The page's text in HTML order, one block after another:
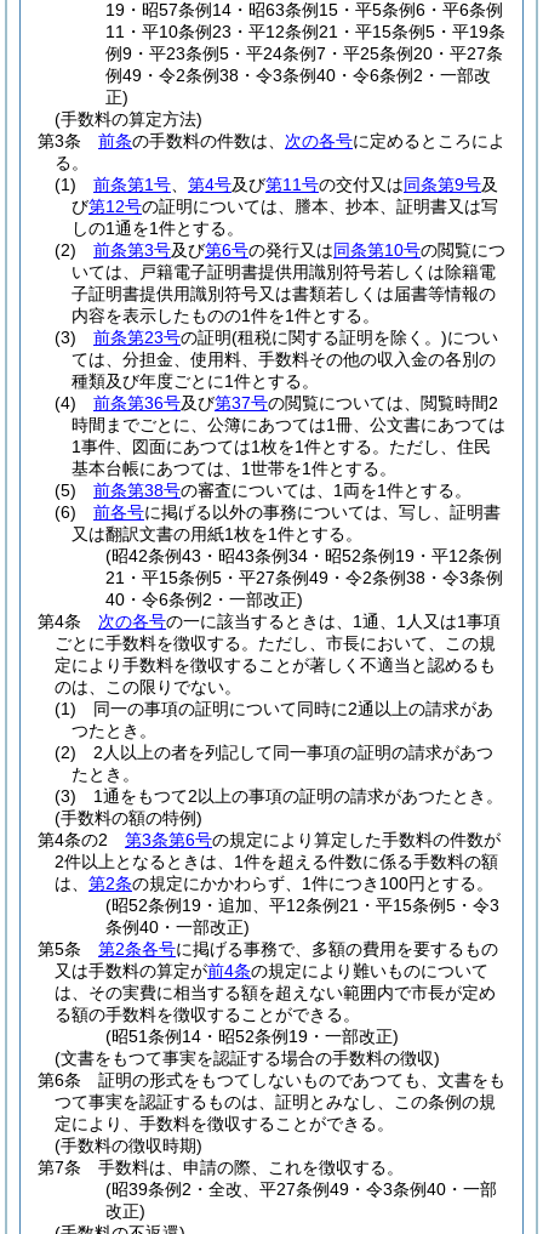
19・昭57条例14・昭63条例15・平5条例6・平6条例
11・平10条例23・平12条例21・平15条例5・平19条
例9・平23条例5・平24条例7・平25条例20・平27条
例49・令2条例38・令3条例40・令6条例2・一部改
正)
(手数料の算定方法)
第3条
前条の手数料の件数は、 次の各号に定めるところによ
る。
(1)
前条第1号 第4号及び第11号の交付又は同条第9号及
び第12号の証明については、謄本、抄本、証明書又は写
しの1通を1件とする。
(2)
前条第3号及び第6号の発行又は同条第10号の閲覧につ
いては、戸籍電子証明書提供用識別符号若しくは除籍電
子証明書提供用識別符号又は書類若しくは届書等情報の
内容を表示したものの1件を1件とする。
(3)
前条第23号の証明(租税に関する証明を除く。)につい
ては、分担金、使用料、手数料その他の収入金の各別の
種類及び年度ごとに1件とする。
(4)
前条第36号及び第37号の閲覧については、閲覧時間2
時間までごとに、公簿にあつては1冊、公文書にあつては
1事件、図面にあつては1枚を1件とする。 ただし、住民
基本台帳にあつては、1世帯を1件とする。
(5)
前条第38号の審査については、1両を1件とする。
(6)
前各号に掲げる以外の事務については、写し、証明書
又は翻訳文書の用紙1枚を1件とする。
(昭42条例43・昭43条例34・昭52条例19・平12条例
21・平15条例5・平27条例49・令2条例38・令3条例
40・令6条例2・一部改正)
第4条
次の各号の一に該当するときは、1通、1人又は1事項
ごとに手数料を徴収する。 ただし、市長において、この規
定により手数料を徴収することが著しく不適当と認めるも
のは、この限りでない。
(1)
同一の事項の証明について同時に2通以上の請求があ
つたとき。
(2)
2人以上の者を列記して同一事項の証明の請求があつ
たとき。
(3)
1通をもつて2以上の事項の証明の請求があつたとき。
(手数料の額の特例)
第4条の2
第3条第6号の規定により算定した手数料の件数が
2件以上となるときは、1件を超える件数に係る手数料の額
は、 第2条の規定にかかわらず、1件につき100円とする。
(昭52条例19・追加、平12条例21・平15条例5・令3
条例40・一部改正)
第5条
第2条各号に掲げる事務で、多額の費用を要するもの
又は手数料の算定が前4条の規定により難いものについて
は、その実費に相当する額を超えない範囲内で市長が定め
る額の手数料を徴収することができる。
(昭51条例14・昭52条例19・一部改正)
(文書をもつて事実を認証する場合の手数料の徴収)
第6条
証明の形式をもつてしないものであつても、文書をも
つて事実を認証するものは、証明とみなし、この条例の規
定により、手数料を徴収することができる。
(手数料の徴収時期)
第7条
手数料は、申請の際、これを徴収する。
(昭39条例2・全改、平27条例49・令3条例40・一部
改正)